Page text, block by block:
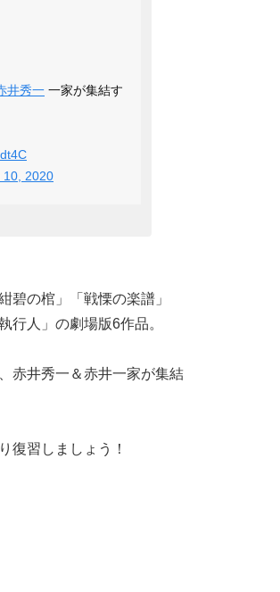
井秀一 一家が集結す
10, 2020
碧の棺」「戦慄の楽譜」
行人」の劇場版6作品。
赤井秀一＆赤井一家が集結
復習しましょう！